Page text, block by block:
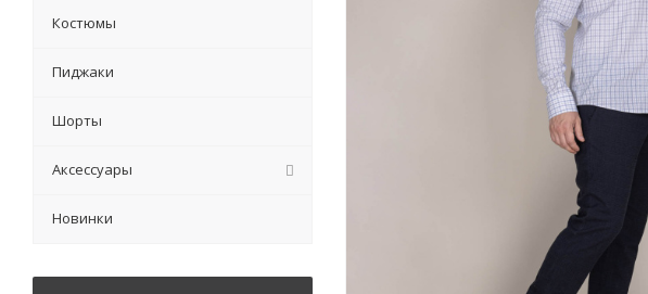
Костюмы
Пиджаки
Шорты
Аксессуары
Новинки